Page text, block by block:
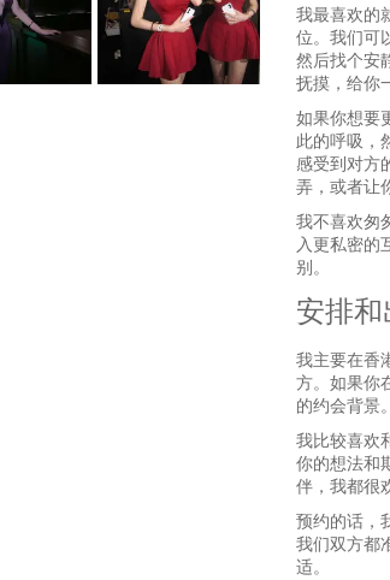
我最喜欢的
位。我们可
然后找个安
抚摸，给你
如果你想要
此的呼吸，
感受到对方
弄，或者让
我不喜欢匆
入更私密的
别。
安排
我主要在香
方。如果你
的约会背景
我比较喜欢
你的想法和
伴，我都很
预约的话，
我们双方都
适。